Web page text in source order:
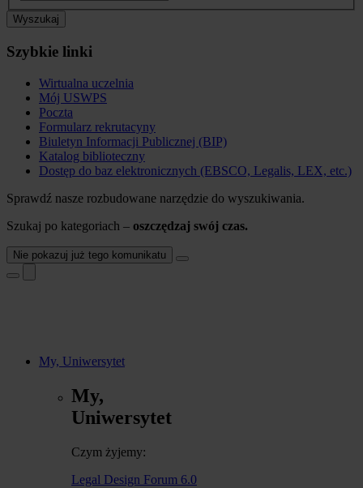
Wyszukaj
Szybkie linki
Wirtualna uczelnia
Mój USWPS
Poczta
Formularz rekrutacyny
Biuletyn Informacji Publicznej (BIP)
Katalog biblioteczny
Dostęp do baz elektronicznych (EBSCO, Legalis, LEX, etc.)
Sprawdź nasze rozbudowane narzędzie do wyszukiwania.
Szukaj po kategoriach – oszczędzaj swój czas.
Nie pokazuj już tego komunikatu
My, Uniwersytet
My,
Uniwersytet
Czym żyjemy:
Legal Design Forum 6.0